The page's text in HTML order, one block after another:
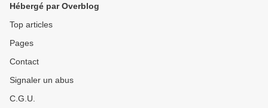
Hébergé par Overblog
Top articles
Pages
Contact
Signaler un abus
C.G.U.